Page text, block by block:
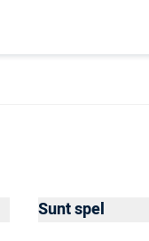
Sunt spel